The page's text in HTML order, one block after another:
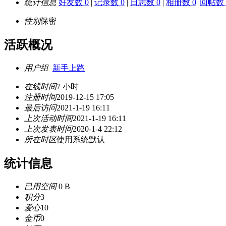
统计信息 好友数 0 | 记录数 0 | 日志数 0 | 相册数 0 |回帖数
性别保密
活跃概况
用户组 新手上路
在线时间7 小时
注册时间2019-12-15 17:05
最后访问2021-1-19 16:11
上次活动时间2021-1-19 16:11
上次发表时间2020-1-4 22:12
所在时区使用系统默认
统计信息
已用空间0 B
积分3
爱心10
金币0